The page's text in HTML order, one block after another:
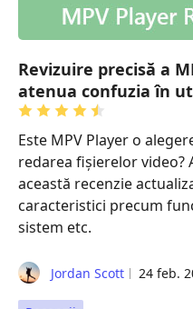
Revizuire precisă a
atenua confuzia în
Este MPV Player o
redarea fișierelor video?
această recenzie
caracteristici precum
sistem etc.
Jordan Scott 24 feb.